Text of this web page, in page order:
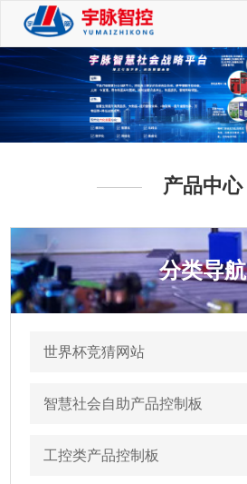
产品中心
分类导航
世界杯竞猜网站
智慧社会自助产品控制板
工控类产品控制板